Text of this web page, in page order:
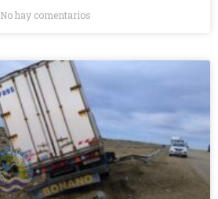
No hay comentarios